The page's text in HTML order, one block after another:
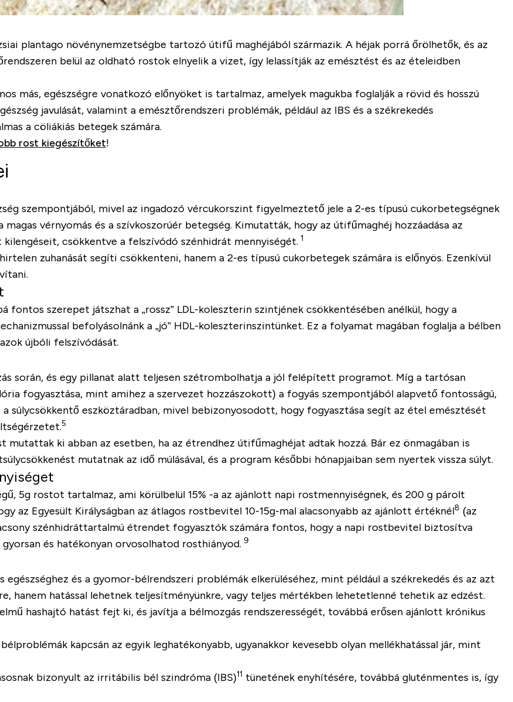
plantagonövénynemzetségbe tartozó útifű maghéjából származik. A héjak porrá őrölhetők, és az
belül az oldható rostok elnyelik a vizet, így lelassítják az emésztést és az ételeidben
más, egészségre vonatkozó előnyöket is tartalmaz, amelyek magukba foglalják a rövid és hosszú
javulását, valamint a emésztőrendszeri problémák, például az IBS és a székrekedés
a cöliákiás betegek számára.
rost kiegészítőket!
szempontjából, mivel az ingadozó vércukorszint figyelmeztető jele a 2-es típusú cukorbetegségnek
vérnyomás és a szívkoszorúér betegség. Kimutatták, hogy az útifűmaghéj hozzáadása az
csökkentve a felszívódó szénhidrát mennyiségét. 1
zuhanását segíti csökkenteni, hanem a 2-es típusú cukorbetegek számára is előnyös. Ezenkívül
szerepet játszhat a „rossz” LDL-koleszterin szintjének csökkentésében anélkül, hogy a
befolyásolnánk a „jó” HDL-koleszterinszintünket. Ez a folyamat magában foglalja a bélben
újbóli felszívódását.
során, és egy pillanat alatt teljesen szétrombolhatja a jól felépített programot. Míg a tartósan
fogyasztása, mint amihez a szervezet hozzászokott) a fogyás szempontjából alapvető fontosságú,
súlycsökkentő eszköztáradban, mivel bebizonyosodott, hogy fogyasztása segít az étel emésztését
5
mutattak ki abban az esetben, ha az étrendhez útifűmaghéjat adtak hozzá. Bár ez önmagában is
mutatnak az idő múlásával, és a program későbbi hónapjaiban sem nyertek vissza súlyt.
5g rostot tartalmaz, ami körülbelül 15% -a az ajánlott napi rostmennyiségnek, és 200 g párolt
az Egyesült Királyságban az átlagos rostbevitel 10-15g-mal alacsonyabb az ajánlott értéknél8 (az
szénhidráttartalmú étrendet fogyasztók számára fontos, hogy a napi rostbevitel biztosítva
és hatékonyan orvosolhatod rosthiányod. 9
és a gyomor-bélrendszeri problémák elkerüléséhez, mint például a székrekedés és az azt
hanem hatással lehetnek teljesítményünkre, vagy teljes mértékben lehetetlenné tehetik az edzést.
hashajtó hatást fejt ki, és javítja a bélmozgás rendszerességét, továbbá erősen ajánlott krónikus
kapcsán az egyik leghatékonyabb, ugyanakkor kevesebb olyan mellékhatással jár, mint
bizonyult az irritábilis bél szindróma (IBS)11 tünetének enyhítésére, továbbá gluténmentes is, így